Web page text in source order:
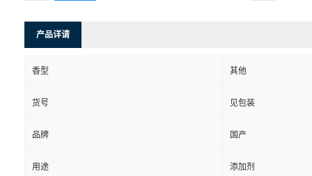
产品详请
香型 其他
货号 见包装
品牌 国产
用途 添加剂